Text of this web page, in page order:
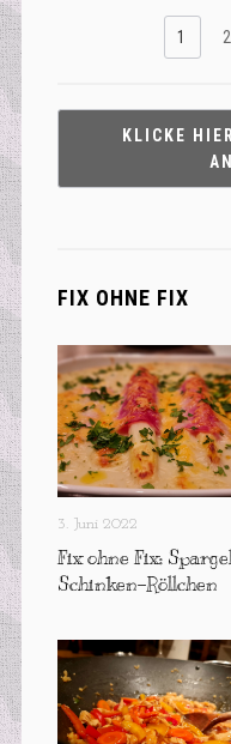
1 2
KLICKE
FIX OHNE FIX
3. Juni 2022
Fix ohne Fix:
Schinken-Röllchen